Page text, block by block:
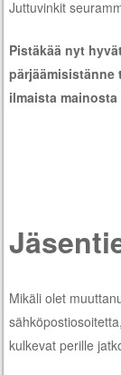
Juttuvinkit
Pistäkää nyt
pärjäämisistänne
ilmaista
Mikäli olet
kulkevat perille